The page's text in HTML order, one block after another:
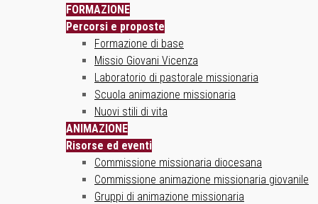
FORMAZIONE
Percorsi e proposte
Formazione di base
Missio Giovani Vicenza
Laboratorio di pastorale missionaria
Scuola animazione missionaria
Nuovi stili di vita
ANIMAZIONE
Risorse ed eventi
Commissione missionaria diocesana
Commissione animazione missionaria giovanile
Gruppi di animazione missionaria